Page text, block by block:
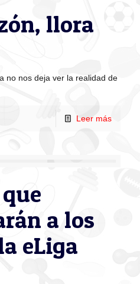
llora
no nos deja ver la realidad de
Leer más
a los
eLiga